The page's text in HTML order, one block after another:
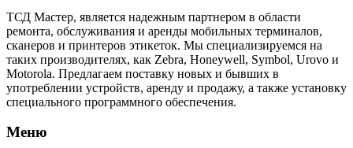
ТСД Мастер, является надежным партнером в области
ремонта, обслуживания и аренды мобильных терминалов,
сканеров и принтеров этикеток. Мы специализируемся на
таких производителях, как Zebra, Honeywell, Symbol, Urovo и
Motorola. Предлагаем поставку новых и бывших в
употреблении устройств, аренду и продажу, а также установку
специального программного обеспечения.
Меню